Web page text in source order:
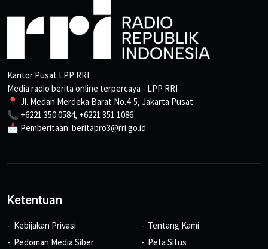
Kantor Pusat LPP RRI
Media radio berita online terpercaya - LPP RRI
📍 Jl. Medan Merdeka Barat No.4-5, Jakarta Pusat.
📞 +6221 350 0584, +6221 351 1086
📩 Pemberitaan: beritapro3@rri.go.id
Ketentuan
Kebijakan Privasi
Pedoman Media Siber
Tentang Kami
Peta Situs